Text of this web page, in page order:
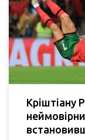
Кріштіану